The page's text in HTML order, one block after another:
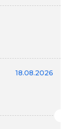
18.08.2026